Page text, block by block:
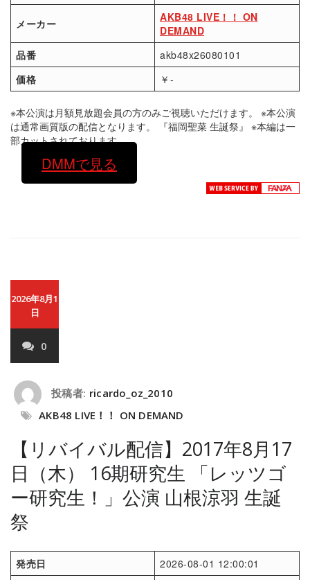
メーカー
AKB48 LIVE！！ ON
DEMAND
品番
akb48x26080101
価格
￥-
※本公演は月額見放題会員の方のみご視聴いただけます。 ※本公演
は通常画質版の配信となります。 『福岡聖菜 生誕祭』 ※本編は一
部カットされております。
DMMで見る
2026年8月1
日
0
投稿者: ricardo_oz_2010
AKB48 LIVE！！ ON DEMAND
【リバイバル配信】2017年8月17
日（木） 16期研究生 「レッツゴ
ー研究生！」公演 山根涼羽 生誕
祭
発売日
2026-08-01 12:00:01